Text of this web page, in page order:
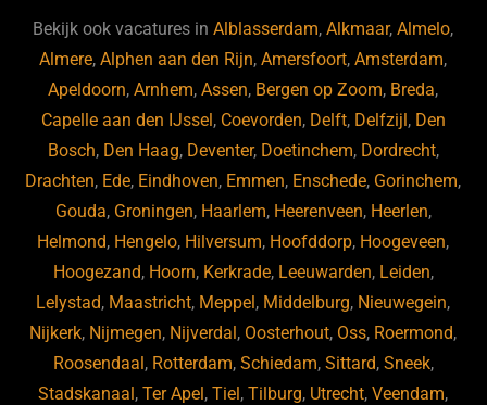
b
o
o
k
ky dI
n
Bekijk ook vacatures inAlblasserdam,Alkmaar,Almelo,
Almere,Alphen aan den Rijn,Amersfoort,Amsterdam,
Apeldoorn,Arnhem,Assen, Bergen op Zoom, Breda,
Capelle aan den IJssel , Coevorden, Delft, Delfzijl , Den
Bosch, Den Haag, Deventer, Doetinchem, Dordrecht,
Drachten, Ede, Eindhoven, Emmen, Enschede, Gorinchem,
Gouda, Groningen, Haarlem, Heerenveen, Heerlen,
Helmond, Hengelo, Hilversum, Hoofddorp, Hoogeveen,
Hoogezand, Hoorn, Kerkrade, Leeuwarden, Leiden,
Lelystad, Maastricht, Meppel , Middelburg, Nieuwegein,
Nijkerk, Nijmegen, Nijverdal , Oosterhout, Oss, Roermond,
Roosendaal , Rotterdam, Schiedam, Sittard, Sneek,
Stadskanaal ,Ter Apel ,Tiel ,Tilburg, Utrecht,Veendam,